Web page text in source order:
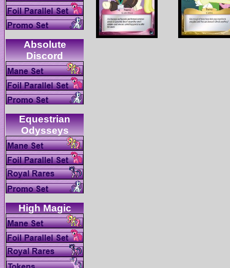
Absolute
Equestrian